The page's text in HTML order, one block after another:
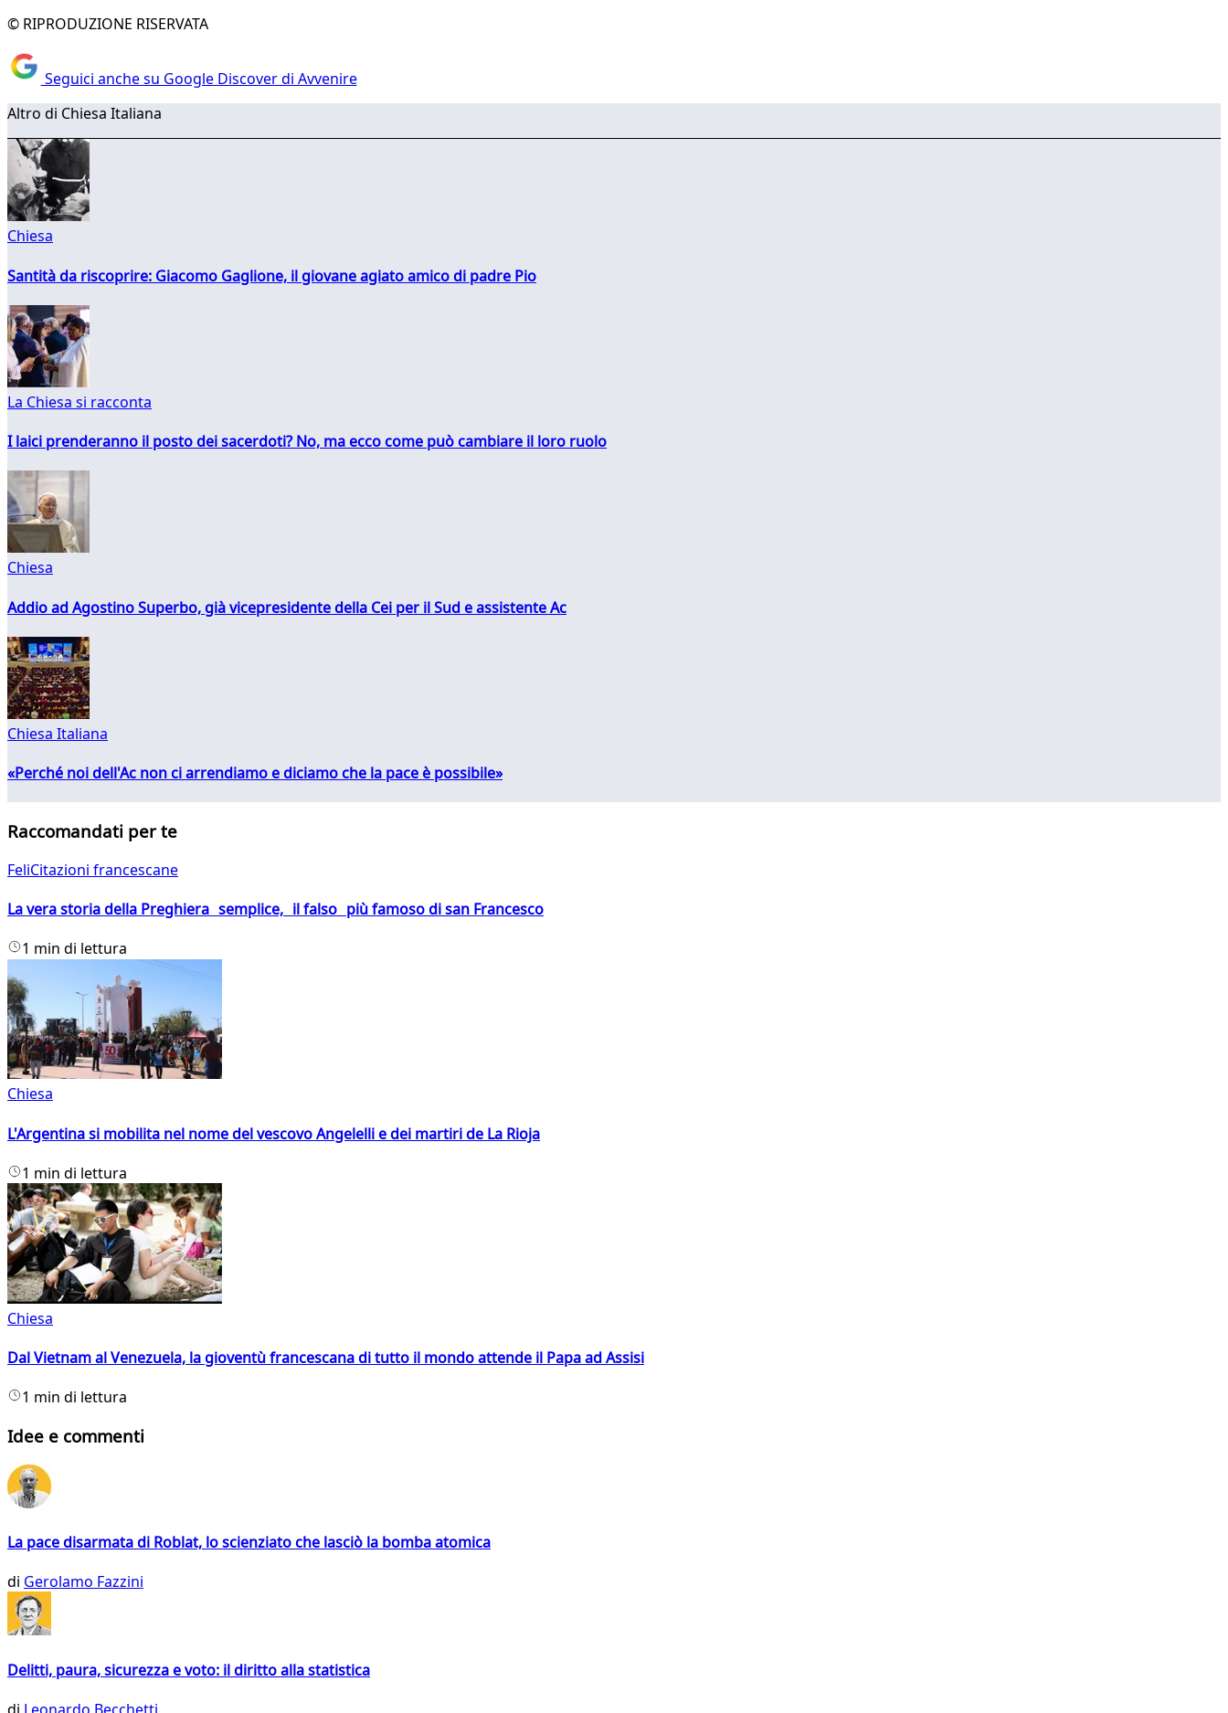
© RIPRODUZIONE RISERVATA
Seguici anche su Google Discover di Avvenire
Altro di Chiesa Italiana
Chiesa
Santità da riscoprire: Giacomo Gaglione, il giovane agiato amico di padre Pio
La Chiesa si racconta
I laici prenderanno il posto dei sacerdoti? No, ma ecco come può cambiare il loro ruolo
Chiesa
Addio ad Agostino Superbo, già vicepresidente della Cei per il Sud e assistente Ac
Chiesa Italiana
«Perché noi dell'Ac non ci arrendiamo e diciamo che la pace è possibile»
Raccomandati per te
FeliCitazioni francescane
La vera storia della Preghiera semplice, il falso più famoso di san Francesco
1 min di lettura
Chiesa
L'Argentina si mobilita nel nome del vescovo Angelelli e dei martiri de La Rioja
1 min di lettura
Chiesa
Dal Vietnam al Venezuela, la gioventù francescana di tutto il mondo attende il Papa ad Assisi
1 min di lettura
Idee e commenti
La pace disarmata di Roblat, lo scienziato che lasciò la bomba atomica
di Gerolamo Fazzini
Delitti, paura, sicurezza e voto: il diritto alla statistica